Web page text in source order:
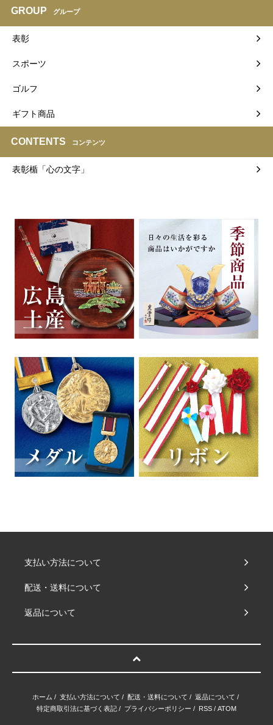
GROUP グループ
表彰
スポーツ
ゴルフ
ギフト商品
CONTENTS コンテンツ
表彰楯「心の文字」
支払い方法について
配送・送料について
返品について
ホーム / 支払い方法について / 配送・送料について / 返品について /
特定商取引法に基づく表記 / プライバシーポリシー / RSS / ATOM